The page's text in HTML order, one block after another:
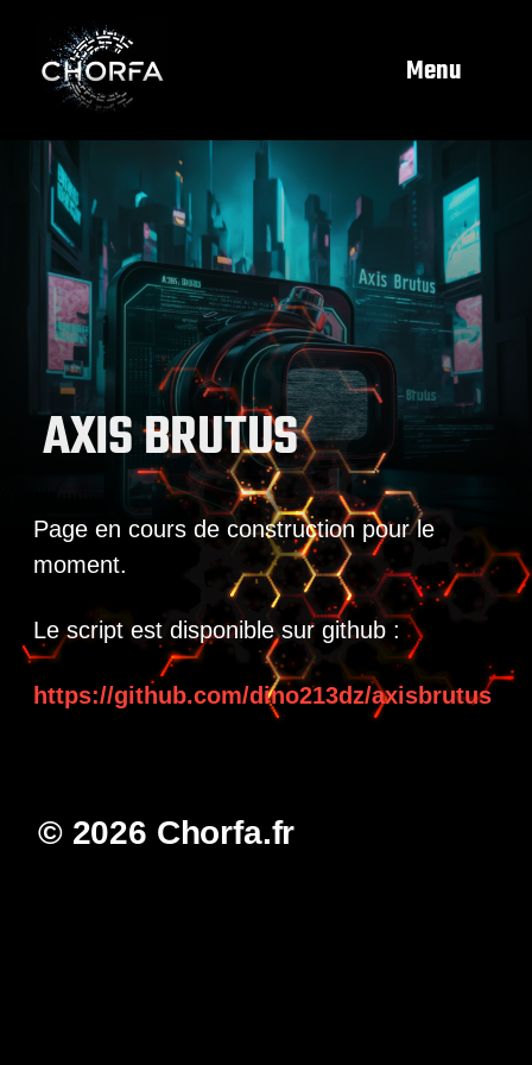
Menu
AXISBRUTUS
Page en cours de construction pour le
moment.
Le script est disponible sur github :
https://github.com/dino213dz/axisbrutus
© 2026 Chorfa.fr